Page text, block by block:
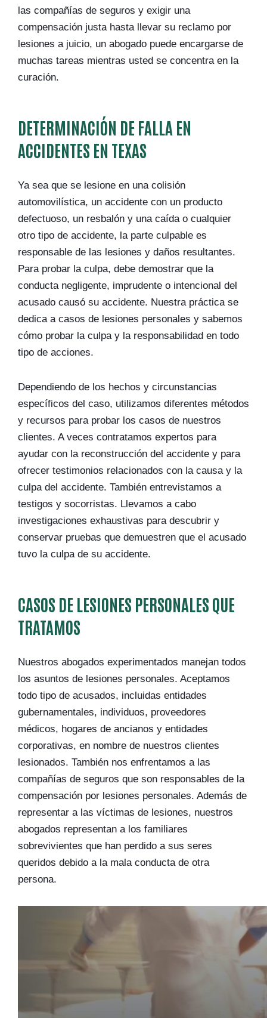
las compañías de seguros y exigir una
compensación justa hasta llevar su reclamo por
lesiones a juicio, un abogado puede encargarse de
muchas tareas mientras usted se concentra en la
curación.
DETERMINACIÓN DE FALLA EN
ACCIDENTES EN TEXAS
Ya sea que se lesione en una colisión
automovilística, un accidente con un producto
defectuoso, un resbalón y una caída o cualquier
otro tipo de accidente, la parte culpable es
responsable de las lesiones y daños resultantes.
Para probar la culpa, debe demostrar que la
conducta negligente, imprudente o intencional del
acusado causó su accidente. Nuestra práctica se
dedica a casos de lesiones personales y sabemos
cómo probar la culpa y la responsabilidad en todo
tipo de acciones.
Dependiendo de los hechos y circunstancias
específicos del caso, utilizamos diferentes métodos
y recursos para probar los casos de nuestros
clientes. A veces contratamos expertos para
ayudar con la reconstrucción del accidente y para
ofrecer testimonios relacionados con la causa y la
culpa del accidente. También entrevistamos a
testigos y socorristas. Llevamos a cabo
investigaciones exhaustivas para descubrir y
conservar pruebas que demuestren que el acusado
tuvo la culpa de su accidente.
CASOS DE LESIONES PERSONALES QUE
TRATAMOS
Nuestros abogados experimentados manejan todos
los asuntos de lesiones personales. Aceptamos
todo tipo de acusados, incluidas entidades
gubernamentales, individuos, proveedores
médicos, hogares de ancianos y entidades
corporativas, en nombre de nuestros clientes
lesionados. También nos enfrentamos a las
compañías de seguros que son responsables de la
compensación por lesiones personales. Además de
representar a las víctimas de lesiones, nuestros
abogados representan a los familiares
sobrevivientes que han perdido a sus seres
queridos debido a la mala conducta de otra
persona.